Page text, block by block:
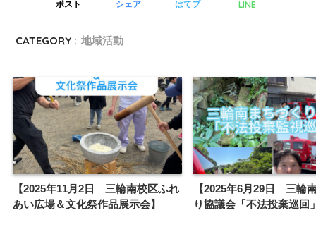
ポスト シェア はてブ LINE
CATEGORY : 地域活動
【2025年11月2日 三輪南校区ふれ
あい広場＆文化祭作品展示会】
【2025年6月29日 三輪
り協議会「不法投棄巡回